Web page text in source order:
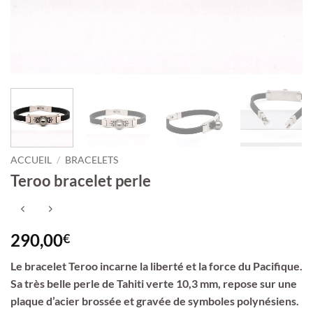
ACCUEIL / BRACELETS
Teroo bracelet perle
290,00€
Le bracelet Teroo incarne la liberté et la force du Pacifique.
Sa très belle perle de Tahiti verte 10,3 mm, repose sur une
plaque d’acier brossée et gravée de symboles polynésiens.